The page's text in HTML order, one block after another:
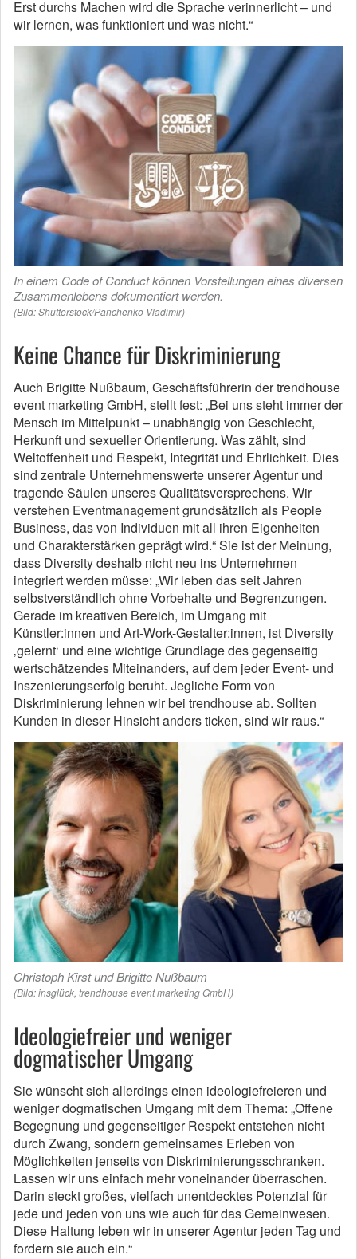
Erst durchs Machen wird die Sprache verinnerlicht – und
wir lernen, was funktioniert und was nicht.“
In einem Code of Conduct können Vorstellungen eines diversen
Zusammenlebens dokumentiert werden.
(Bild: Shutterstock/Panchenko Vladimir)
Keine Chance für Diskriminierung
Auch Brigitte Nußbaum, Geschäftsführerin der trendhouse
event marketing GmbH, stellt fest: „Bei uns steht immer der
Mensch im Mittelpunkt – unabhängig von Geschlecht,
Herkunft und sexueller Orientierung. Was zählt, sind
Weltoffenheit und Respekt, Integrität und Ehrlichkeit. Dies
sind zentrale Unternehmenswerte unserer Agentur und
tragende Säulen unseres Qualitätsversprechens. Wir
verstehen Eventmanagement grundsätzlich als People
Business, das von Individuen mit all ihren Eigenheiten
und Charakterstärken geprägt wird.“ Sie ist der Meinung,
dass Diversity deshalb nicht neu ins Unternehmen
integriert werden müsse: „Wir leben das seit Jahren
selbstverständlich ohne Vorbehalte und Begrenzungen.
Gerade im kreativen Bereich, im Umgang mit
Künstler:innen und Art-Work-Gestalter:innen, ist Diversity
‚gelernt‘ und eine wichtige Grundlage des gegenseitig
wertschätzendes Miteinanders, auf dem jeder Event- und
Inszenierungserfolg beruht. Jegliche Form von
Diskriminierung lehnen wir bei trendhouse ab. Sollten
Kunden in dieser Hinsicht anders ticken, sind wir raus.“
Christoph Kirst und Brigitte Nußbaum
(Bild: insglück, trendhouse event marketing GmbH)
Ideologiefreier und weniger
dogmatischer Umgang
Sie wünscht sich allerdings einen ideologiefreieren und
weniger dogmatischen Umgang mit dem Thema: „Offene
Begegnung und gegenseitiger Respekt entstehen nicht
durch Zwang, sondern gemeinsames Erleben von
Möglichkeiten jenseits von Diskriminierungsschranken.
Lassen wir uns einfach mehr voneinander überraschen.
Darin steckt großes, vielfach unentdecktes Potenzial für
jede und jeden von uns wie auch für das Gemeinwesen.
Diese Haltung leben wir in unserer Agentur jeden Tag und
fordern sie auch ein.“